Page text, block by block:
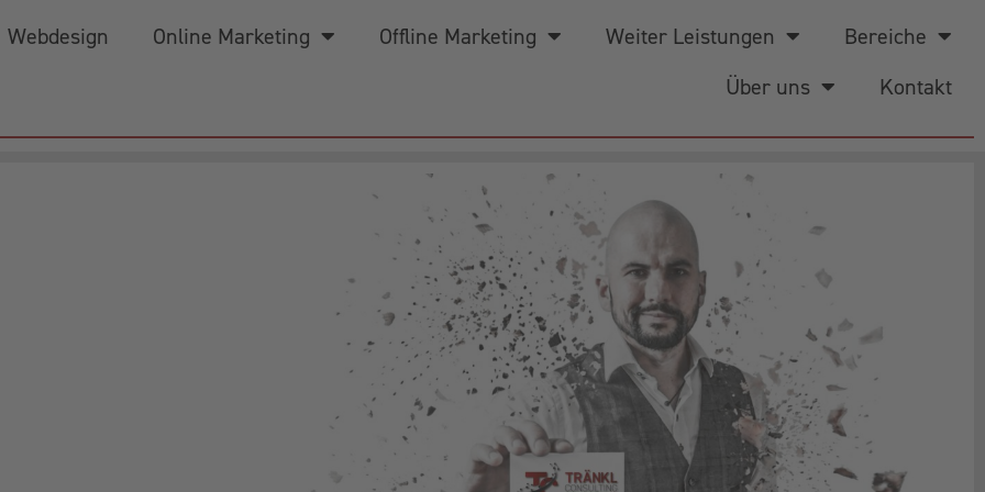
Webdesign Online Marketing Offline Marketing Weiter Leistungen
Bereiche
Über uns
Kontakt